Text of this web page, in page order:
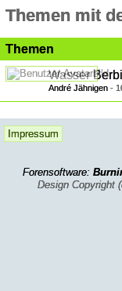
Themen mit
Themen
Wasser
André Jähnigen -
Impressum
Forensoftware:
Design Copyright